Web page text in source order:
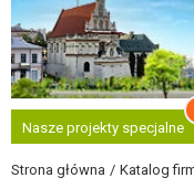
Nasze projekty specjalne
Strona główna Katalog